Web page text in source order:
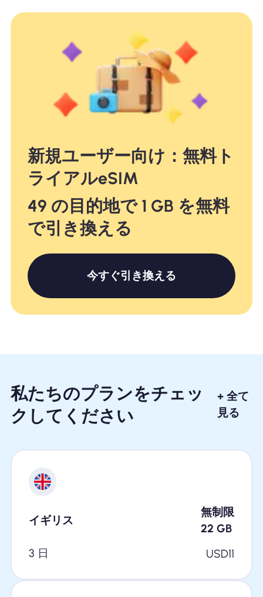
新規ユーザー向け：無料ト
ライアルeSIM
49 の目的地で 1 GB を無料
で引き換える
今すぐ引き換える
私たちのプランをチェッ
クしてください
+ 全て
見る
イギリス
無制限
22 GB
3 日
USD11